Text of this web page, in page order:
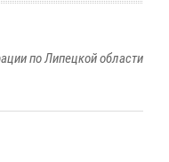
по Липецкой области